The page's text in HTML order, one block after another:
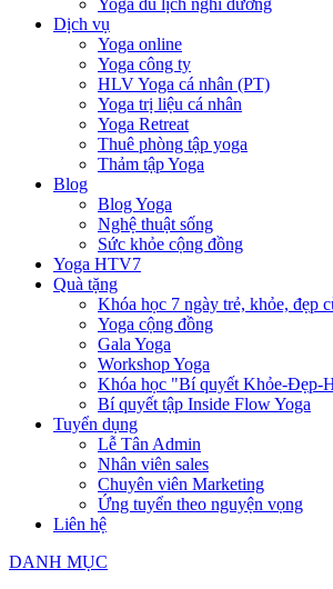
Yoga du lịch nghỉ dưỡng
Dịch vụ
Yoga online
Yoga công ty
HLV Yoga cá nhân (PT)
Yoga trị liệu cá nhân
Yoga Retreat
Thuê phòng tập yoga
Thảm tập Yoga
Blog
Blog Yoga
Nghệ thuật sống
Sức khỏe cộng đồng
Yoga HTV7
Quà tặng
Khóa học 7 ngày trẻ, khỏe, đẹp
Yoga cộng đồng
Gala Yoga
Workshop Yoga
Khóa học "Bí quyết Khỏe-Đẹp-
Bí quyết tập Inside Flow Yoga
Tuyển dụng
Lễ Tân Admin
Nhân viên sales
Chuyên viên Marketing
Ứng tuyển theo nguyện vọng
Liên hệ
DANH MỤC